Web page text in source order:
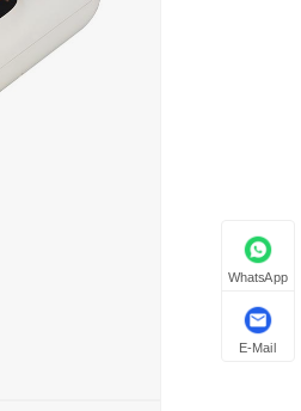
WhatsApp
E-Mail